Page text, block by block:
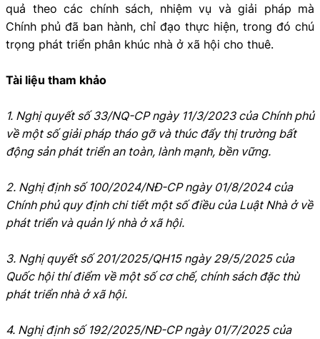
quả theo các chính sách, nhiệm vụ và giải pháp mà
Chính phủ đã ban hành, chỉ đạo thực hiện, trong đó chú
trọng phát triển phân khúc nhà ở xã hội cho thuê.
Tài liệu tham khảo
1. Nghị quyết số 33/NQ-CP ngày 11/3/2023 của Chính phủ
về một số giải pháp tháo gỡ và thúc đẩy thị trường bất
động sản phát triển an toàn, lành mạnh, bền vững.
2. Nghị định số 100/2024/NĐ-CP ngày 01/8/2024 của
Chính phủ quy định chi tiết một số điều của Luật Nhà ở về
phát triển và quản lý nhà ở xã hội.
3. Nghị quyết số 201/2025/QH15 ngày 29/5/2025 của
Quốc hội thí điểm về một số cơ chế, chính sách đặc thù
phát triển nhà ở xã hội.
4. Nghị định số 192/2025/NĐ-CP ngày 01/7/2025 của